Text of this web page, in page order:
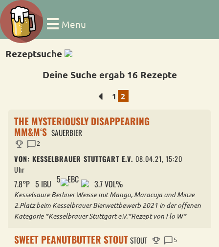
Menu
Rezeptsuche
Deine Suche ergab 16 Rezepte
1 2
THE MYSTERIOUSLY DISAPPEARING
MM&M‘S SAUERBIER
trophy chat_bubble2
VON: KESSELBRAUER STUTTGART E.V. 08.04.21, 15:20
Uhr
7.8°P 5 IBU 5 EBC 3.7 VOL%
Kesselsaure Berliner Weisse mit Mango, Maracuja und Minze
2.Platz beim Kesselbrauer Bierwettbewerb 2021 in der offenen
Kategorie *Kesselbrauer Stuttgart e.V.*Rezept von Flo W*
SWEET PEANUTBUTTER STOUT STOUT trophy chat_bubble5